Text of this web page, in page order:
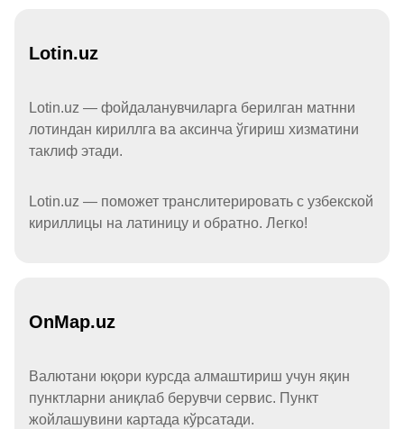
Lotin.uz
Lotin.uz — фойдаланувчиларга берилган матнни
лотиндан кириллга ва аксинча ўгириш хизматини
таклиф этади.
Lotin.uz — поможет транслитерировать с узбекской
кириллицы на латиницу и обратно. Легко!
OnMap.uz
Валютани юқори курсда алмаштириш учун яқин
пунктларни аниқлаб берувчи сервис. Пункт
жойлашувини картада кўрсатади.